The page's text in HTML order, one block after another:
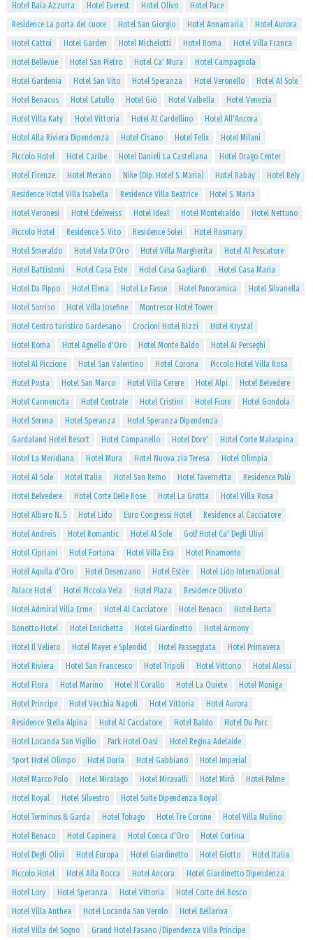
Hotel Baia Azzurra
Hotel Everest Hotel Olivo
Hotel Pace
Residence La porta del cuore
Hotel San Giorgio Hotel Annamaria
Hotel Aurora
Hotel Cattoi
Hotel Garden Hotel Michelotti Hotel Roma
Hotel Villa Franca
Hotel Bellevue
Hotel San Pietro Hotel Ca' Mura
Hotel Campagnola
Hotel Gardenia
Hotel San Vito Hotel Speranza Hotel Veronello
Hotel Al Sole
Hotel Benacus
Hotel Catullo Hotel Giò Hotel Valbella
Hotel Venezia
Hotel Villa Katy
Hotel Vittoria Hotel Al Cardellino
Hotel All'Ancora
Hotel Alla Riviera Dipendenza
Hotel Cisano Hotel Felix
Hotel Milani
Piccolo Hotel
Hotel Caribe Hotel Danieli La Castellana
Hotel Drago Center
Hotel Firenze
Hotel Merano Nike (Dip. Hotel S. Maria) Hotel Rabay
Hotel Rely
Residence Hotel Villa Isabella
Residence Villa Beatrice
Hotel S. Maria
Hotel Veronesi
Hotel Edelweiss Hotel Ideal Hotel Montebaldo
Hotel Nettuno
Piccolo Hotel
Residence S. Vito Residence Solei
Hotel Rosmary
Hotel Smeraldo
Hotel Vela D'Oro Hotel Villa Margherita
Hotel Al Pescatore
Hotel Battistoni
Hotel Casa Este Hotel Casa Gagliardi
Hotel Casa Maria
Hotel Da Pippo
Hotel Elena Hotel Le Fasse Hotel Panoramica
Hotel Silvanella
Hotel Sorriso
Hotel Villa Josefine
Montresor Hotel Tower
Hotel Centro turistico Gardesano
Crocioni Hotel Rizzi
Hotel Krystal
Hotel Roma
Hotel Agnello d'Oro Hotel Monte Baldo
Hotel Ai Perseghi
Hotel Al Piccione
Hotel San Valentino Hotel Corona
Piccolo Hotel Villa Rosa
Hotel Posta
Hotel San Marco Hotel Villa Cerere Hotel Alpi
Hotel Belvedere
Hotel Carmencita
Hotel Centrale Hotel Cristini Hotel Fiore
Hotel Gondola
Hotel Serena
Hotel Speranza
Hotel Speranza Dipendenza
Gardaland Hotel Resort
Hotel Campanello Hotel Dore'
Hotel Corte Malaspina
Hotel La Meridiana
Hotel Mura Hotel Nuova zia Teresa
Hotel Olimpia
Hotel Al Sole
Hotel Italia Hotel San Remo Hotel Tavernetta
Residence Palù
Hotel Belvedere
Hotel Corte Delle Rose Hotel La Grotta
Hotel Villa Rosa
Hotel Albero N. 5
Hotel Lido Euro Congressi Hotel
Residence al Cacciatore
Hotel Andreis
Hotel Romantic Hotel Al Sole
Golf Hotel Ca' Degli Ulivi
Hotel Cipriani
Hotel Fortuna Hotel Villa Eva
Hotel Pinamonte
Hotel Aquila d'Oro
Hotel Desenzano Hotel Estée
Hotel Lido International
Palace Hotel
Hotel Piccola Vela Hotel Plaza
Residence Oliveto
Hotel Admiral Villa Erme
Hotel Al Cacciatore Hotel Benaco
Hotel Berta
Bonotto Hotel
Hotel Enrichetta Hotel Giardinetto
Hotel Armony
Hotel Il Veliero
Hotel Mayer e Splendid Hotel Passeggiata
Hotel Primavera
Hotel Riviera
Hotel San Francesco Hotel Tripoli Hotel Vittorio
Hotel Alessi
Hotel Flora
Hotel Marino Hotel Il Corallo Hotel La Quiete
Hotel Moniga
Hotel Principe
Hotel Vecchia Napoli Hotel Vittoria
Hotel Aurora
Residence Stella Alpina
Hotel Al Cacciatore Hotel Baldo
Hotel Du Parc
Hotel Locanda San Vigilio
Park Hotel Oasi
Hotel Regina Adelaide
Sport Hotel Olimpo
Hotel Doria Hotel Gabbiano
Hotel Imperial
Hotel Marco Polo
Hotel Miralago Hotel Miravalli Hotel Mirò
Hotel Palme
Hotel Royal
Hotel Silvestro
Hotel Suite Dipendenza Royal
Hotel Terminus & Garda
Hotel Tobago Hotel Tre Corone
Hotel Villa Mulino
Hotel Benaco
Hotel Capinera Hotel Conca d'Oro
Hotel Cortina
Hotel Degli Olivi
Hotel Europa Hotel Giardinetto Hotel Giotto
Hotel Italia
Piccolo Hotel
Hotel Alla Rocca Hotel Ancora
Hotel Giardinetto Dipendenza
Hotel Lory
Hotel Speranza Hotel Vittoria
Hotel Corte del Bosco
Hotel Villa Anthea
Hotel Locanda San Verolo
Hotel Bellariva
Hotel Villa del Sogno
Grand Hotel Fasano /Dipendenza Villa Principe